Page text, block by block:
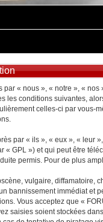
« nous », « notre », «
les conditions suivantes,
celles-ci par vous-
par « ils », « eux », « leur
« GPL ») et qui peut être
permis. Pour de plus
vulgaire, diffamatoire,
bannissement immédiat et
Vous acceptez que «
saisies soient stockées